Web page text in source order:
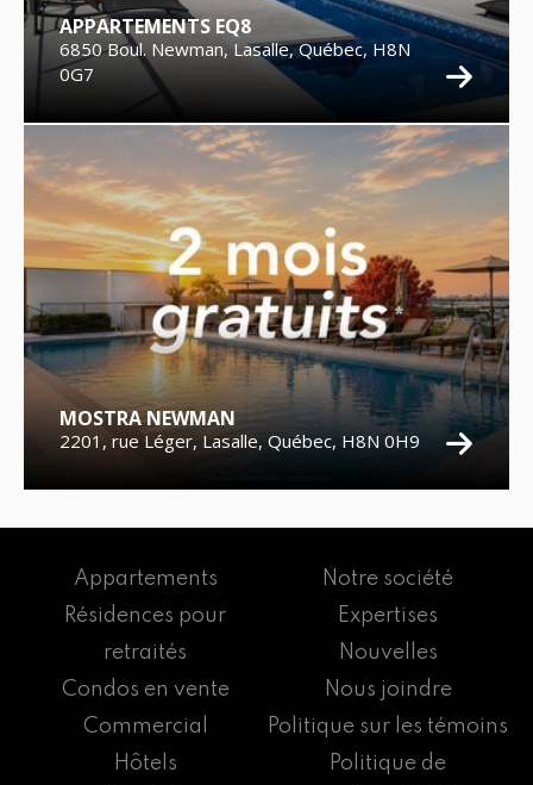
APPARTEMENTS EQ8
6850 Boul. Newman, Lasalle, Québec, H8N
0G7
MOSTRA NEWMAN
2201, rue Léger, Lasalle, Québec, H8N 0H9
Appartements
Résidences pour
retraités
Condos en vente
Commercial
Hôtels
Notre société
Expertises
Nouvelles
Nous joindre
Politique sur les témoins
Politique de